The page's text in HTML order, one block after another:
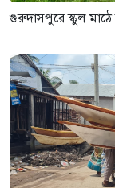
গুরুদাসপুরে স্কুল মাঠে